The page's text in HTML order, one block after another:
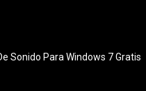
Sonido Para Windows 7 Gratis